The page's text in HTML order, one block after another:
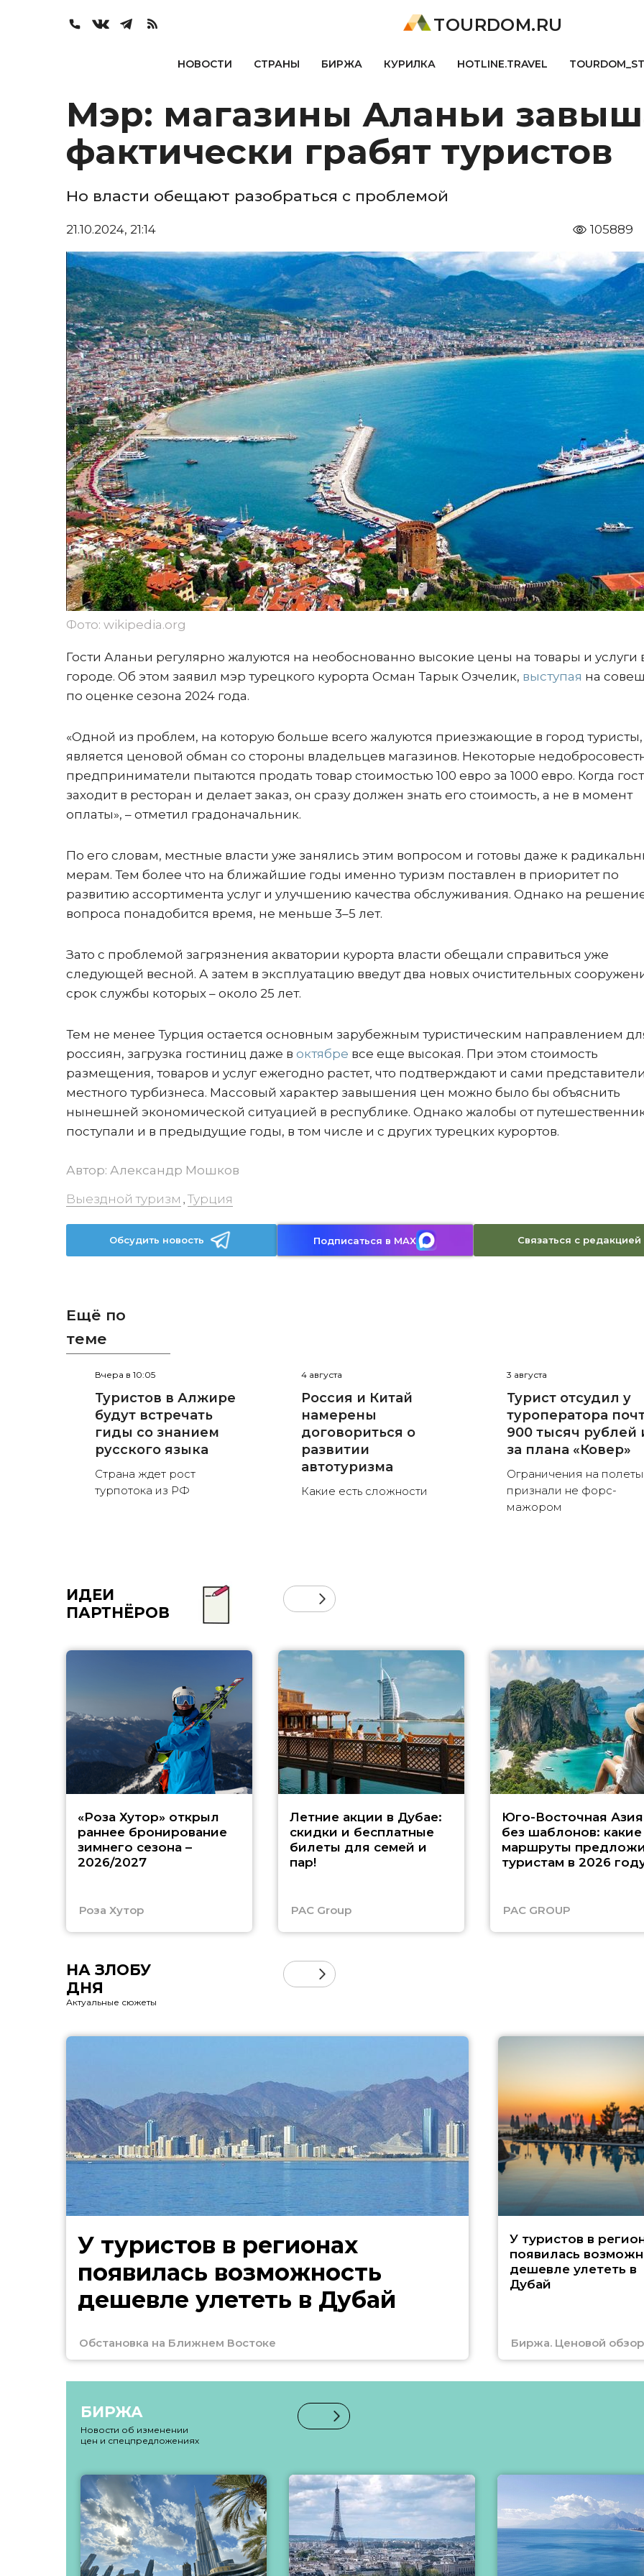
TOURDOM.RU
НОВОСТИ СТРАНЫ БИРЖА КУРИЛКА HOTLINE.TRAVEL
Мэр: магазины Аланьи
фактически грабят туристов
Но власти обещают разобраться с проблемой
21.10.2024, 21:14 105889
Фото: wikipedia.org
Гости Аланьи регулярно жалуются на необоснованно высокие цены на товары и услуги
городе. Об этом заявил мэр турецкого курорта Осман Тарык Озчелик, выступая на
по оценке сезона 2024 года.
«Одной из проблем, на которую больше всего жалуются приезжающие в город туристы,
является ценовой обман со стороны владельцев магазинов. Некоторые
предприниматели пытаются продать товар стоимостью 100 евро за 1000 евро. Когда
заходит в ресторан и делает заказ, он сразу должен знать его стоимость, а не в момент
оплаты», – отметил градоначальник.
По его словам, местные власти уже занялись этим вопросом и готовы даже к
мерам. Тем более что на ближайшие годы именно туризм поставлен в приоритет по
развитию ассортимента услуг и улучшению качества обслуживания. Однако на
вопроса понадобится время, не меньше 3–5 лет.
Зато с проблемой загрязнения акватории курорта власти обещали справиться уже
следующей весной. А затем в эксплуатацию введут два новых очистительных
срок службы которых – около 25 лет.
Тем не менее Турция остается основным зарубежным туристическим направлением
россиян, загрузка гостиниц даже в октябре все еще высокая. При этом стоимость
размещения, товаров и услуг ежегодно растет, что подтверждают и сами представители
местного турбизнеса. Массовый характер завышения цен можно было бы объяснить
нынешней экономической ситуацией в республике. Однако жалобы от
поступали и в предыдущие годы, в том числе и с других турецких курортов.
Автор: Александр Мошков
Выездной туризм , Турция
Обсудить новость Подписаться в MAX Связаться с редакцией
Ещё по
теме
Вчера в 10:05
Туристов в Алжире
будут встречать
гиды со знанием
русского языка
Страна ждет рост
турпотока из РФ
4 августа
Россия и Китай
намерены
договориться о
развитии
автотуризма
Какие есть сложности
3 августа
Турист отсудил у
туроператора
900 тысяч рублей
за плана «Ковер»
Ограничения на полеты
признали не форс-
мажором
ИДЕИ
ПАРТНЁРОВ
«Роза Хутор» открыл
раннее бронирование
зимнего сезона –
2026/2027
Роза Хутор
Летние акции в Дубае:
скидки и бесплатные
билеты для семей и
пар!
PAC Group
Юго-Восточная Азия
без шаблонов: какие
маршруты
туристам в 2026
PAC GROUP
НА ЗЛОБУ
ДНЯ
Актуальные сюжеты
У туристов в регионах
появилась возможность
дешевле улететь в Дубай
Обстановка на Ближнем Востоке
У туристов в
появилась
дешевле улететь в
Дубай
Биржа. Ценовой обзор
БИРЖА
Новости об изменении
цен и спецпредложениях